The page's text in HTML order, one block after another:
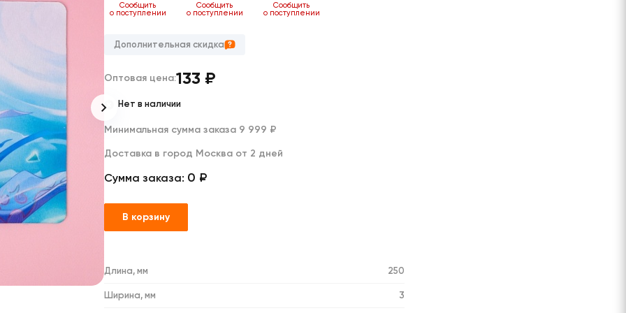
Дакимакуры
Мягкие игрушки
Сообщить
о поступлении
Сообщить
о поступлении
Сообщить
о поступлении
Сообщить
о поступлении
Дополнительная скидка
Оптовая цена:133 ₽
Нет в наличии
Минимальная сумма заказа 9 999 ₽
Доставка в город Москва от 2 дней
Сумма заказа: 0 ₽
В корзину
Длина, мм 250
Ширина, мм 3